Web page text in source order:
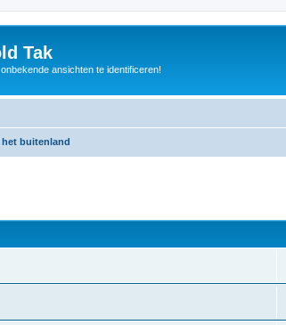
Tak
ansichten te identificeren!
buitenland